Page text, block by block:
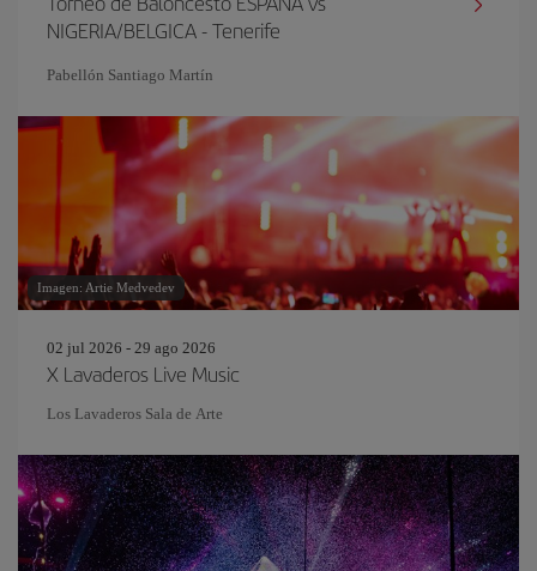
NIGERIA/BELGICA - Tenerife
Pabellón Santiago Martín
Imagen: Artie Medvedev
02 jul 2026 - 29 ago 2026
X Lavaderos Live Music
Los Lavaderos Sala de Arte